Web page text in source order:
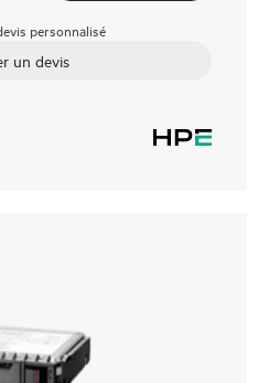
personnalisé
un devis